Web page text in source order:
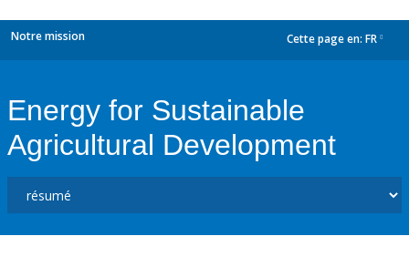
Notre mission Cette page en: FR
Energy for Sustainable
Agricultural Development